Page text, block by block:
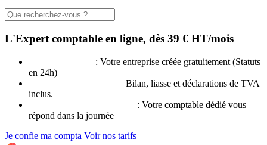
L'Expert comptable en ligne, dès 39 € HT/mois
: Votre entreprise créée gratuitement (Statuts
en 24h)
Bilan, liasse et déclarations de TVA
inclus.
: Votre comptable dédié vous
répond dans la journée
Je confie ma compta Voir nos tarifs